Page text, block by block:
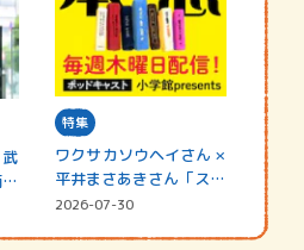
特集
ワクサカソウヘイさん ×
平井まさあきさん「スペ
シャ…
2026-07-30